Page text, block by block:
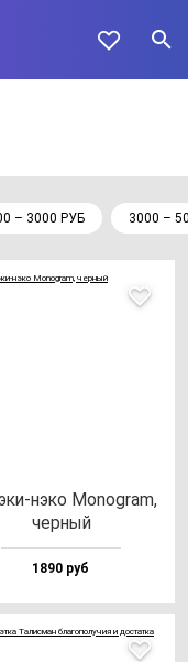
– 3000 РУБ 3000 –
нэ­ко Monog­ram,
чер­ный
1890 руб